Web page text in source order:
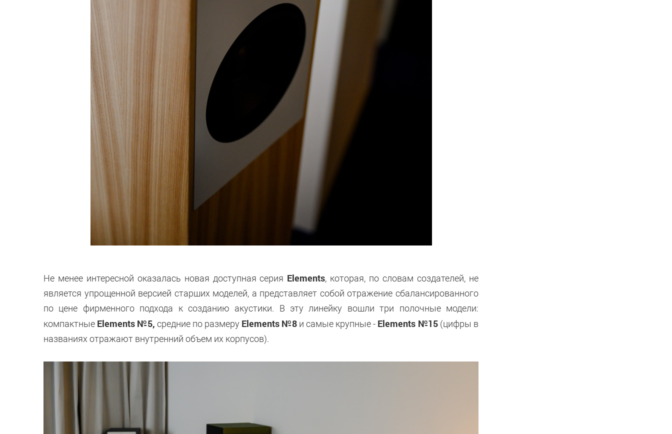
Не менее интересной оказалась новая доступная серия Elements, которая, по словам создателей, не
является упрощенной версией старших моделей, а представляет собой отражение сбалансированного
по цене фирменного подхода к созданию акустики. В эту линейку вошли три полочные модели:
компактные Elements №5, средние по размеру Elements №8и самые крупные - Elements №15(цифры в
названиях отражают внутренний объем их корпусов).